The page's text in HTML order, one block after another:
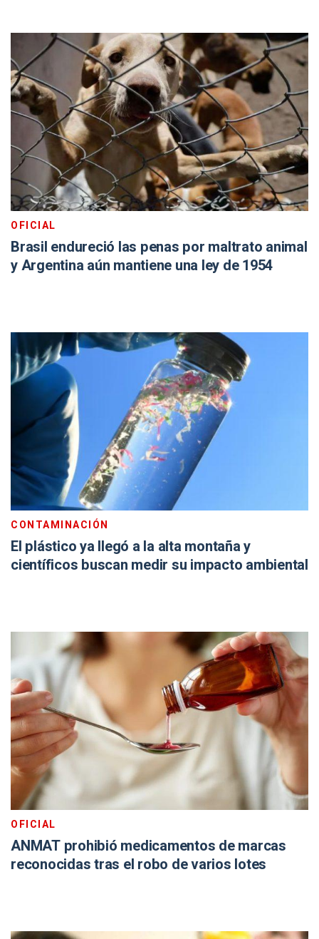
OFICIAL
Brasil endureció las penas por maltrato animal
y Argentina aún mantiene una ley de 1954
CONTAMINACIÓN
El plástico ya llegó a la alta montaña y
científicos buscan medir su impacto ambiental
OFICIAL
ANMAT prohibió medicamentos de marcas
reconocidas tras el robo de varios lotes